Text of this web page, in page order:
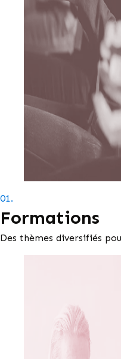
01.
Formations
Des thèmes diversifiés